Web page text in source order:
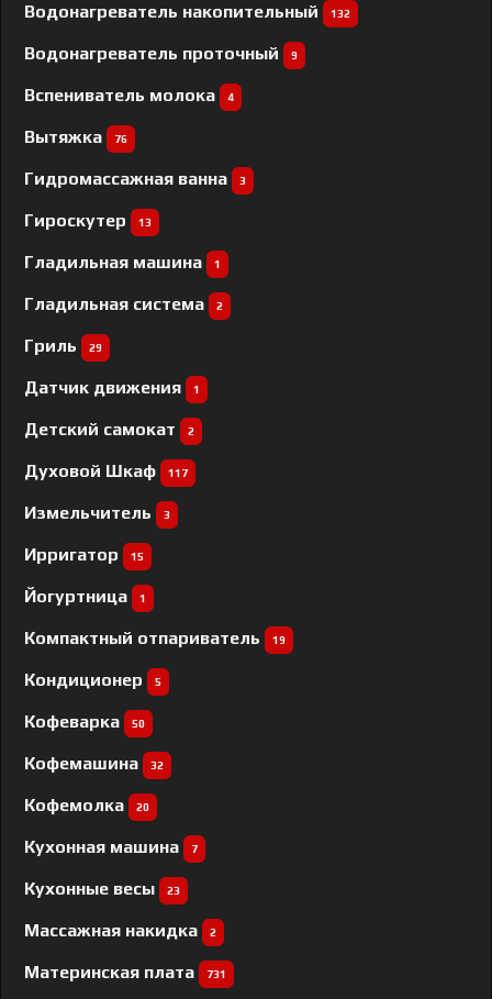
Водонагреватель накопительный 132
Водонагреватель проточный 9
Вспениватель молока 4
Вытяжка 76
Гидромассажная ванна 3
Гироскутер 13
Гладильная машина 1
Гладильная система 2
Гриль 29
Датчик движения 1
Детский самокат 2
Духовой Шкаф 117
Измельчитель 3
Ирригатор 15
Йогуртница 1
Компактный отпариватель 19
Кондиционер 5
Кофеварка 50
Кофемашина 32
Кофемолка 20
Кухонная машина 7
Кухонные весы 23
Массажная накидка 2
Материнская плата 731